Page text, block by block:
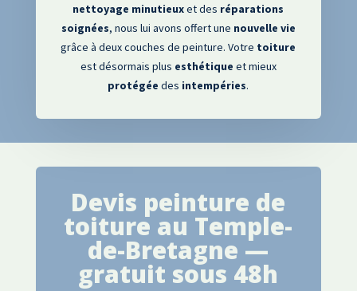
nettoyage minutieuxet des réparations
soignées, nous lui avons offert une nouvelle vie
grâce à deux couches de peinture. Votre toiture
est désormais plus esthétique et mieux
protégée des intempéries.
Devis peinture de
toiture au Temple-
de-Bretagne —
gratuit sous 48h